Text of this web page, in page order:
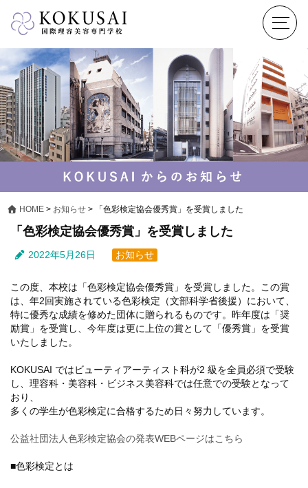
HOME > お知らせ > 「色彩検定協会優秀賞」を受賞しました
「色彩検定協会優秀賞」を受賞しました
2022年5月26日 お知らせ
この度、本校は「色彩検定協会優秀賞」を受賞しました。この賞
は、年2回実施されている色彩検定（文部科学省後援）において、
特に優秀な成績を修めた団体に贈られるものです。昨年度は「奨
励賞」を受賞し、今年度は更に上位の賞として「優秀賞」を受賞
いたしました。
KOKUSAI ではビューティアーティスト科が2 級を全員必須で受験
し、理容科・美容科・ビジネス美容科では任意での受験となって
おり、
多くの学生が色彩検定に合格するため日々努力しています。
公益社団法人色彩検定協会の発表WEBページはこちら
■色彩検定とは